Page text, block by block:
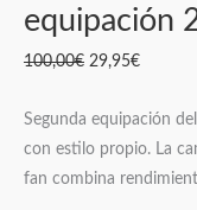
equipación
100,00€ 29,95€
Segunda equipación
con estilo propio. La
fan combina